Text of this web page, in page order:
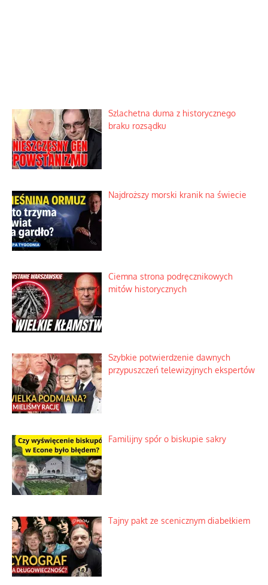
Szlachetna duma z historycznego
braku rozsądku
Najdroższy morski kranik na świecie
Ciemna strona podręcznikowych
mitów historycznych
Szybkie potwierdzenie dawnych
przypuszczeń telewizyjnych ekspertów
Familijny spór o biskupie sakry
Tajny pakt ze scenicznym diabełkiem